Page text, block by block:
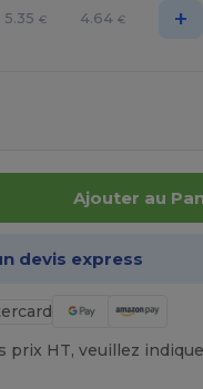
5.35 € 4.64 € +
Ajouter au
devis express
HT, veuillez